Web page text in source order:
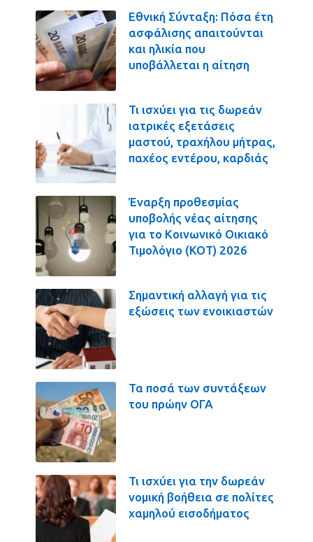
Εθνική Σύνταξη: Πόσα έτη
ασφάλισης απαιτούνται
και ηλικία που
υποβάλλεται η αίτηση
Τι ισχύει για τις δωρεάν
ιατρικές εξετάσεις
μαστού, τραχήλου μήτρας,
παχέος εντέρου, καρδιάς
Έναρξη προθεσμίας
υποβολής νέας αίτησης
για το Κοινωνικό Οικιακό
Τιμολόγιο (ΚΟΤ) 2026
Σημαντική αλλαγή για τις
εξώσεις των ενοικιαστών
Τα ποσά των συντάξεων
του πρώην ΟΓΑ
Τι ισχύει για την δωρεάν
νομική βοήθεια σε πολίτες
χαμηλού εισοδήματος